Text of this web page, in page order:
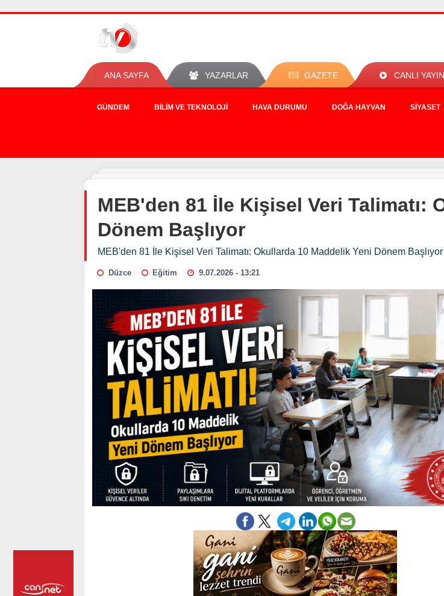
ANA SAYFA YAZARLAR GAZETE CANLI YAYIN
GÜNDEM BILIM VE TEKNOLOJI HAVA DURUMU DOĞA HAYVAN SIYASET
MEB'den 81 İle Kişisel Veri Talimatı:
Dönem Başlıyor
MEB'den 81 İle Kişisel Veri Talimatı: Okullarda 10 Maddelik Yeni Dönem Başlıyor
Düzce Eğitim 9.07.2026 - 13:21